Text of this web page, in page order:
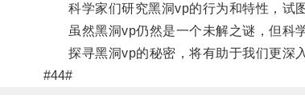
科学家们研究黑洞vp的行为和特性，试图
虽然黑洞vp仍然是一个未解之谜，但科学
探寻黑洞vp的秘密，将有助于我们更深入
#44#